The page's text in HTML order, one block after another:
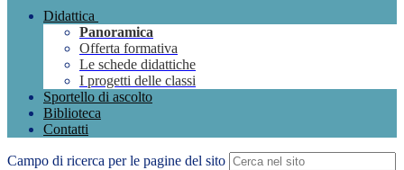
Didattica
Panoramica
Offerta formativa
Le schede didattiche
I progetti delle classi
Sportello di ascolto
Biblioteca
Contatti
Campo di ricerca per le pagine del sito